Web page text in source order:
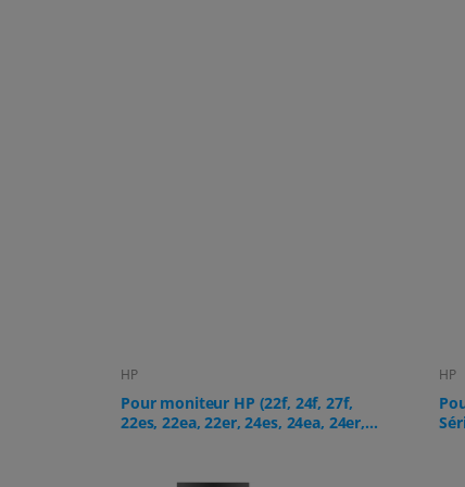
HP
Pour HP PC tout-en-un (24-cr, 27-cr
Série)
HP